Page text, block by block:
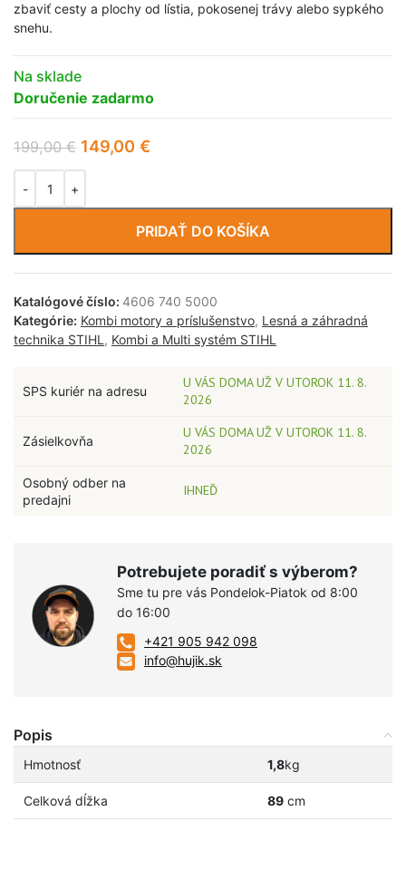
zbaviť cesty a plochy od lístia, pokosenej trávy alebo sypkého
snehu.
Na sklade
Doručenie zadarmo
199,00€ 149,00 €
PRIDAŤ DO KOŠÍKA
Katalógové číslo: 4606 740 5000
Kategórie: Kombi motory a príslušenstvo, Lesná a záhradná
technika STIHL , Kombi a Multi systém STIHL
SPS kuriér na adresu
U VÁS DOMA UŽ V UTOROK 11. 8.
2026
Zásielkovňa
U VÁS DOMA UŽ V UTOROK 11. 8.
2026
Osobný odber na
predajni
IHNEĎ
Potrebujete poradiť s výberom?
Sme tu pre vás Pondelok-Piatok od 8:00
do 16:00
+421 905 942 098
info@hujik.sk
Popis
Hmotnosť 1,8kg
Celková dĺžka 89cm